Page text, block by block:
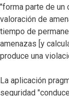
"forma parte de un
valoración de
tiempo de
amenazas [y
produce una
La aplicación
seguridad